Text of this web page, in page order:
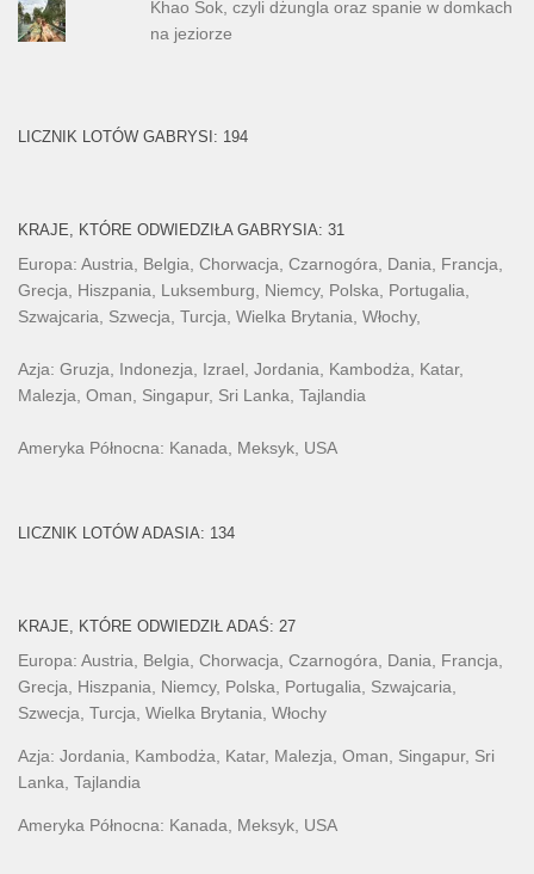
Khao Sok, czyli dżungla oraz spanie w domkach
na jeziorze
LICZNIK LOTÓW GABRYSI: 194
KRAJE, KTÓRE ODWIEDZIŁA GABRYSIA: 31
Europa: Austria, Belgia, Chorwacja, Czarnogóra, Dania, Francja,
Grecja, Hiszpania, Luksemburg, Niemcy, Polska, Portugalia,
Szwajcaria, Szwecja, Turcja, Wielka Brytania, Włochy,
Azja: Gruzja, Indonezja, Izrael, Jordania, Kambodża, Katar,
Malezja, Oman, Singapur, Sri Lanka, Tajlandia
Ameryka Północna: Kanada, Meksyk, USA
LICZNIK LOTÓW ADASIA: 134
KRAJE, KTÓRE ODWIEDZIŁ ADAŚ: 27
Europa: Austria, Belgia, Chorwacja, Czarnogóra, Dania, Francja,
Grecja, Hiszpania, Niemcy, Polska, Portugalia, Szwajcaria,
Szwecja, Turcja, Wielka Brytania, Włochy
Azja: Jordania, Kambodża, Katar, Malezja, Oman, Singapur, Sri
Lanka, Tajlandia
Ameryka Północna: Kanada, Meksyk, USA